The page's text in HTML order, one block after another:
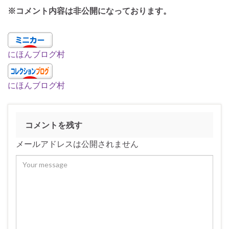
※コメント内容は非公開になっております。
にほんブログ村
にほんブログ村
コメントを残す
メールアドレスは公開されません